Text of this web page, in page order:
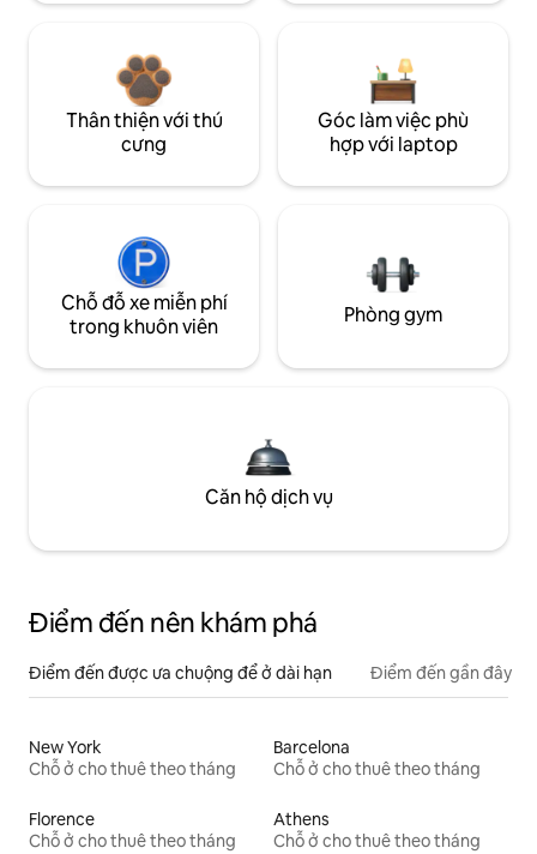
Thân thiện với thú
cưng
Góc làm việc phù
hợp với laptop
Chỗ đỗ xe miễn phí
trong khuôn viên
Phòng gym
Căn hộ dịch vụ
Điểm đến nên khám phá
Điểm đến được ưa chuộng để ở dài hạn Điểm đến gần đây
New York
Chỗ ở cho thuê theo tháng
Barcelona
Chỗ ở cho thuê theo tháng
Florence
Chỗ ở cho thuê theo tháng
Athens
Chỗ ở cho thuê theo tháng